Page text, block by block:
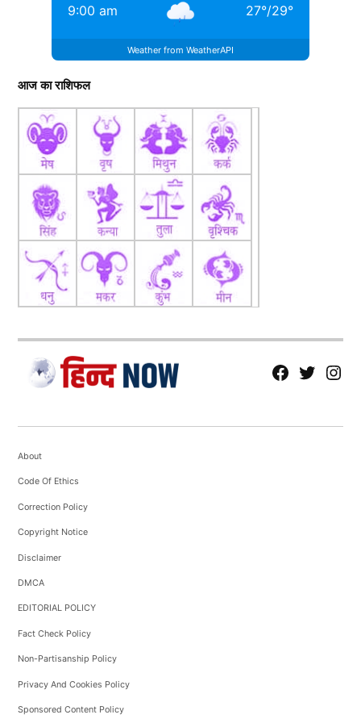
9:00 am 27°/29°
Weather from WeatherAPI
आज का राशिफल
fb Tw tw
About
Code Of Ethics
Correction Policy
Copyright Notice
Disclaimer
DMCA
EDITORIAL POLICY
Fact Check Policy
Non-Partisanship Policy
Privacy And Cookies Policy
Sponsored Content Policy